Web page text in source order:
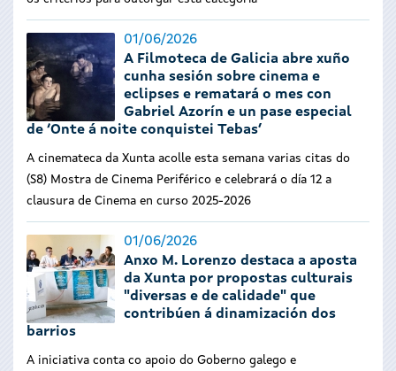
01/06/2026
A Filmoteca de Galicia abre xuño
cunha sesión sobre cinema e
eclipses e rematará o mes con
Gabriel Azorín e un pase especial
de ‘Onte á noite conquistei Tebas’
A cinemateca da Xunta acolle esta semana varias citas do
(S8) Mostra de Cinema Periférico e celebrará o día 12 a
clausura de Cinema en curso 2025-2026
01/06/2026
Anxo M. Lorenzo destaca a aposta
da Xunta por propostas culturais
"diversas e de calidade" que
contribúen á dinamización dos
barrios
A iniciativa conta co apoio do Goberno galego e